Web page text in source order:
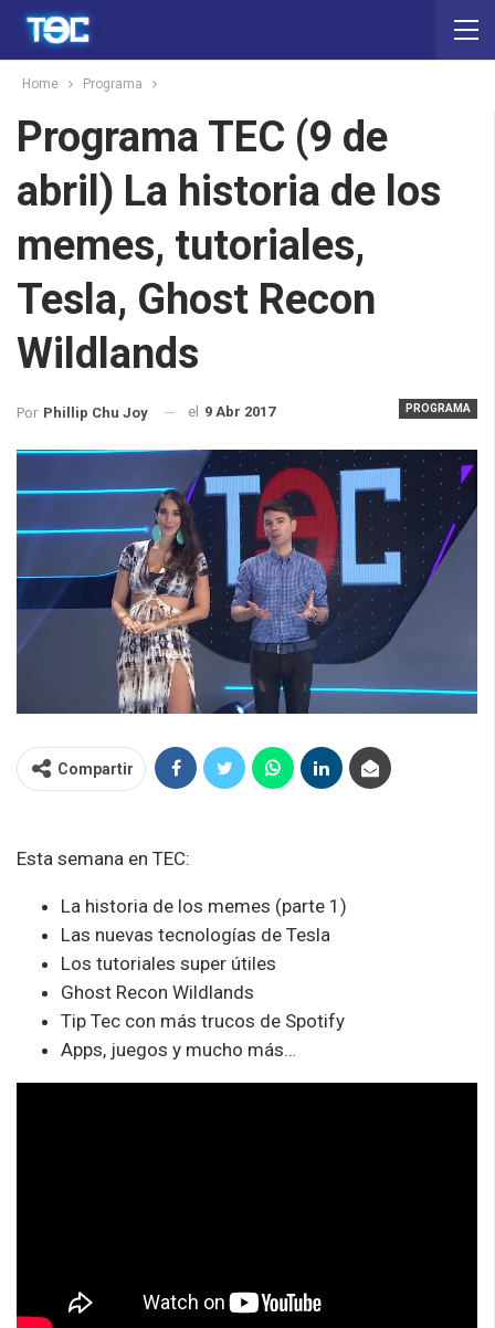
Home Programa
Programa TEC (9 de
abril) La historia de los
memes, tutoriales,
Tesla, Ghost Recon
Wildlands
PROGRAMA
Por Phillip Chu Joy el 9 Abr 2017
Compartir
Esta semana en TEC:
La historia de los memes (parte 1)
Las nuevas tecnologías de Tesla
Los tutoriales super útiles
Ghost Recon Wildlands
Tip Tec con más trucos de Spotify
Apps, juegos y mucho más…